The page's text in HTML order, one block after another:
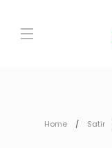
Home Satir